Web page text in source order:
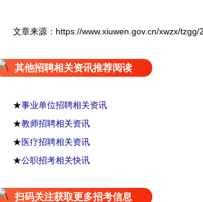
文章来源：https://www.xiuwen.gov.cn/xwzx/tzgg/
其他招聘相关资讯推荐阅读
★事业单位招聘相关资讯
★教师招聘相关资讯
★医疗招聘相关资讯
★公职招考相关快讯
扫码关注获取更多招考信息